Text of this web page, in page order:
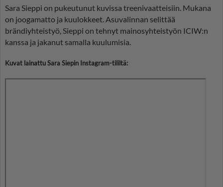
Sara Sieppi on pukeutunut kuvissa treenivaatteisiin. Mukana
on joogamatto ja kuulokkeet. Asuvalinnan selittää
brändiyhteistyö, Sieppi on tehnyt mainosyhteistyön ICIW:n
kanssa ja jakanut samalla kuulumisia.
Kuvat lainattu Sara Siepin Instagram-tililtä: